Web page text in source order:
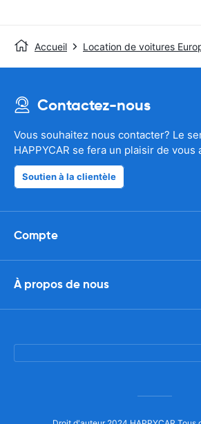
Accueil Location de voitures
Contactez-nous
Vous souhaitez nous contacter? Le
HAPPYCAR se fera un plaisir de vous
Soutien à la clientèle
Compte
À propos de nous